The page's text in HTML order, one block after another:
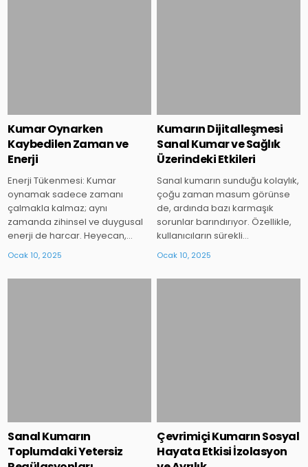
Kumar Oynarken
Kaybedilen Zaman ve
Enerji
Enerji Tükenmesi: Kumar
oynamak sadece zamanı
çalmakla kalmaz; aynı
zamanda zihinsel ve duygusal
enerji de harcar. Heyecan,…
Ocak 10, 2025
Kumarın Dijitalleşmesi
Sanal Kumar ve Sağlık
Üzerindeki Etkileri
Sanal kumarın sunduğu kolaylık,
çoğu zaman masum görünse
de, ardında bazı karmaşık
sorunlar barındırıyor. Özellikle,
kullanıcıların sürekli…
Ocak 10, 2025
Sanal Kumarın
Toplumdaki Yetersiz
Çevrimiçi Kumarın Sosyal
Hayata Etkisi İzolasyon